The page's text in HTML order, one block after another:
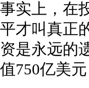
事实上，在
平才叫真正
资是永远的
值750亿美